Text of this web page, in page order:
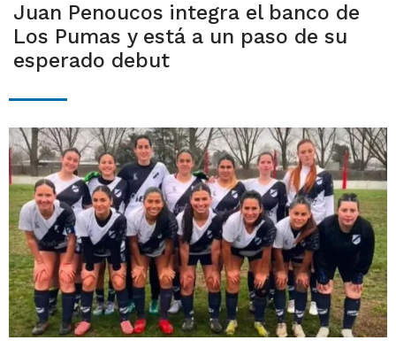
Juan Penoucos integra el banco de
Los Pumas y está a un paso de su
esperado debut